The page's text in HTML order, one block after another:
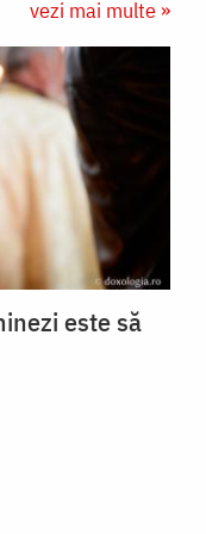
vezi mai multe »
este să